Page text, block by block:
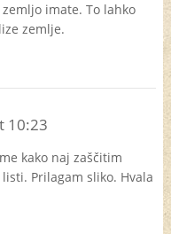
imate. To lahko
zemlje.
10:23
kako naj zaščitim
Prilagam sliko. Hvala